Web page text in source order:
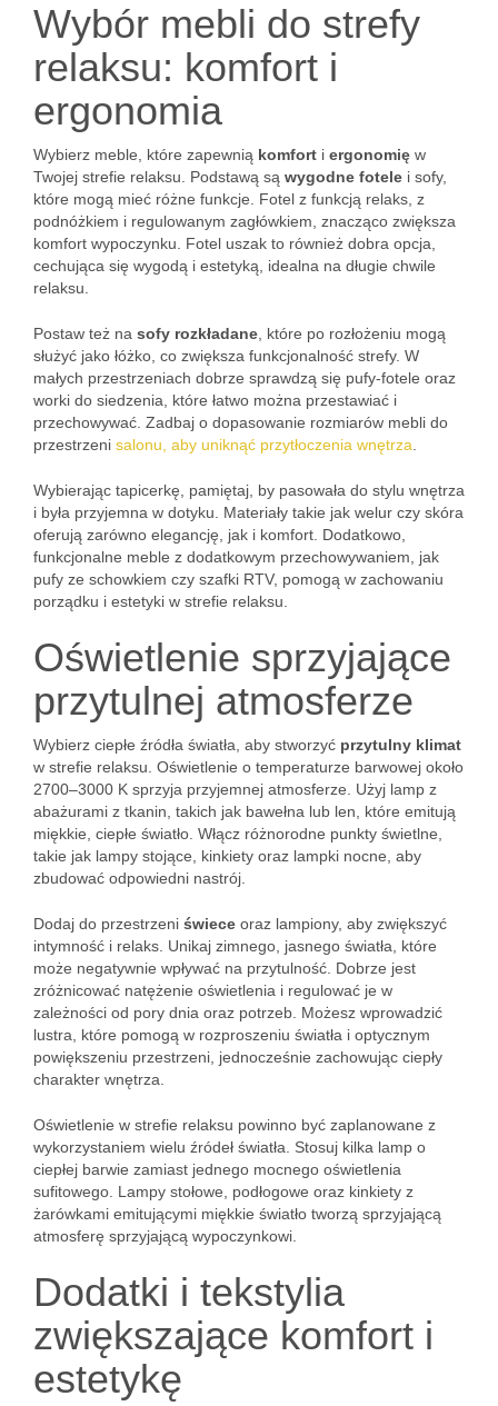
Wybór mebli do strefy
relaksu: komfort i
ergonomia
Wybierz meble, które zapewnią komfort i ergonomię w
Twojej strefie relaksu. Podstawą są wygodne fotele i sofy,
które mogą mieć różne funkcje. Fotel z funkcją relaks, z
podnóżkiem i regulowanym zagłówkiem, znacząco zwiększa
komfort wypoczynku. Fotel uszak to również dobra opcja,
cechująca się wygodą i estetyką, idealna na długie chwile
relaksu.
Postaw też na sofy rozkładane , które po rozłożeniu mogą
służyć jako łóżko, co zwiększa funkcjonalność strefy. W
małych przestrzeniach dobrze sprawdzą się pufy-fotele oraz
worki do siedzenia, które łatwo można przestawiać i
przechowywać. Zadbaj o dopasowanie rozmiarów mebli do
przestrzeni salonu, aby uniknąć przytłoczenia wnętrza
Wybierając tapicerkę, pamiętaj, by pasowała do stylu wnętrza
i była przyjemna w dotyku. Materiały takie jak welur czy skóra
oferują zarówno elegancję, jak i komfort. Dodatkowo,
funkcjonalne meble z dodatkowym przechowywaniem, jak
pufy ze schowkiem czy szafki RTV, pomogą w zachowaniu
porządku i estetyki w strefie relaksu.
Oświetlenie sprzyjające
przytulnej atmosferze
Wybierz ciepłe źródła światła, aby stworzyć przytulny klimat
w strefie relaksu. Oświetlenie o temperaturze barwowej około
2700–3000 K sprzyja przyjemnej atmosferze. Użyj lamp z
abażurami z tkanin, takich jak bawełna lub len, które emitują
miękkie, ciepłe światło. Włącz różnorodne punkty świetlne,
takie jak lampy stojące, kinkiety oraz lampki nocne, aby
zbudować odpowiedni nastrój.
Dodaj do przestrzeni świece oraz lampiony, aby zwiększyć
intymność i relaks. Unikaj zimnego, jasnego światła, które
może negatywnie wpływać na przytulność. Dobrze jest
zróżnicować natężenie oświetlenia i regulować je w
zależności od pory dnia oraz potrzeb. Możesz wprowadzić
lustra, które pomogą w rozproszeniu światła i optycznym
powiększeniu przestrzeni, jednocześnie zachowując ciepły
charakter wnętrza.
Oświetlenie w strefie relaksu powinno być zaplanowane z
wykorzystaniem wielu źródeł światła. Stosuj kilka lamp o
ciepłej barwie zamiast jednego mocnego oświetlenia
sufitowego. Lampy stołowe, podłogowe oraz kinkiety z
żarówkami emitującymi miękkie światło tworzą sprzyjającą
atmosferę sprzyjającą wypoczynkowi.
Dodatki i tekstylia
zwiększające komfort i
estetykę